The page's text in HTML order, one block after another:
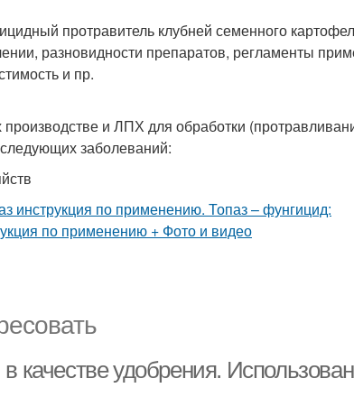
протравитель клубней семенного
разновидности препаратов, регламенты
и пр.
и ЛПХ для обработки
заболеваний:
качестве удобрения.